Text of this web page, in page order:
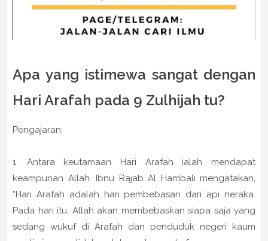
Apa yang istimewa sangat dengan
Hari Arafah pada 9 Zulhijah tu?
Pengajaran:
1. Antara keutamaan Hari Arafah ialah mendapat
keampunan Allah. Ibnu Rajab Al Hambali mengatakan,
“Hari Arafah adalah hari pembebasan dari api neraka.
Pada hari itu, Allah akan membebaskan siapa saja yang
sedang wukuf di Arafah dan penduduk negeri kaum